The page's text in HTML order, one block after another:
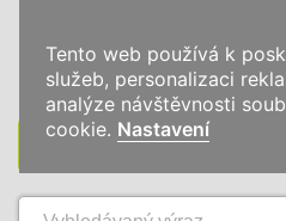
Tento web používá k
služeb, personalizaci
analýze návštěvnosti
cookie. Nastavení